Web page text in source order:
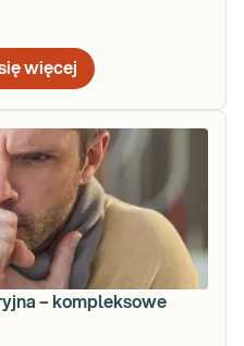
więcej
– kompleksowe